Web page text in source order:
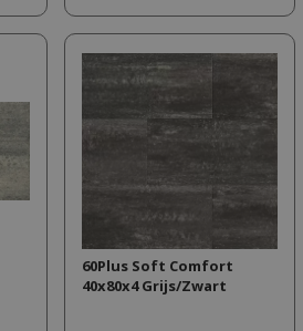
60Plus Soft Comfort
40x80x4 Grijs/Zwart